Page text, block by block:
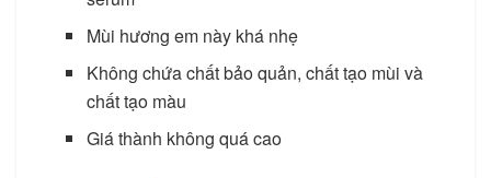
Mùi hương em này khá nhẹ
Không chứa chất bảo quản, chất tạo mùi và
chất tạo màu
Giá thành không quá cao